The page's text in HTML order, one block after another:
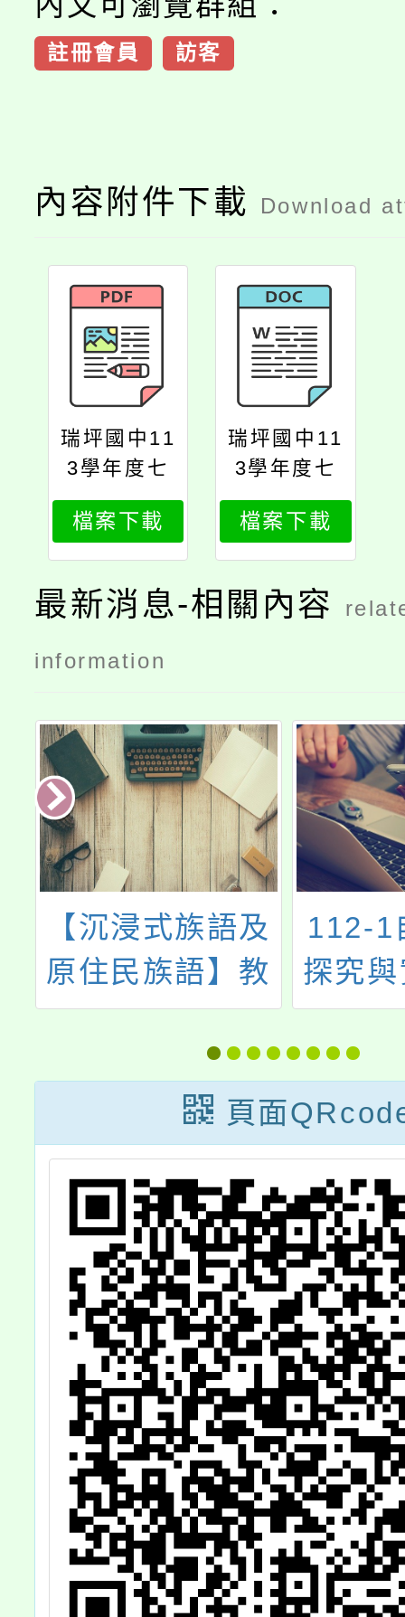
註冊會員 訪客
內容附件下載 Download
瑞坪國中11
3學年度七
年級新生編
班結果公告
用
檔案下載
瑞坪國中11
3學年度七
年級新生班
級導師編配
結果公告用
檔案下載
最新消息-相關內容
information
【沉浸式族語及
原住民族語】教
學專業培訓系列
112-1
探究
教法
頁面